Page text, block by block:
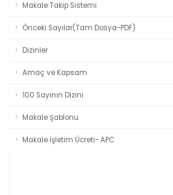
Makale Takip Sistemi
Önceki Sayılar(Tam Dosya-PDF)
Dizinler
Amaç ve Kapsam
100 Sayının Dizini
Makale Şablonu
Makale İşletim Ücreti- APC